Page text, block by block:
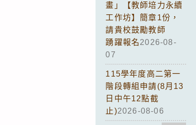
畫」【教師培力永續
工作坊】簡章1份，
請貴校鼓勵教師
踴躍報名2026-08-
07
115學年度高二第一
階段轉組申請(8月13
日中午12點截
止)2026-08-06